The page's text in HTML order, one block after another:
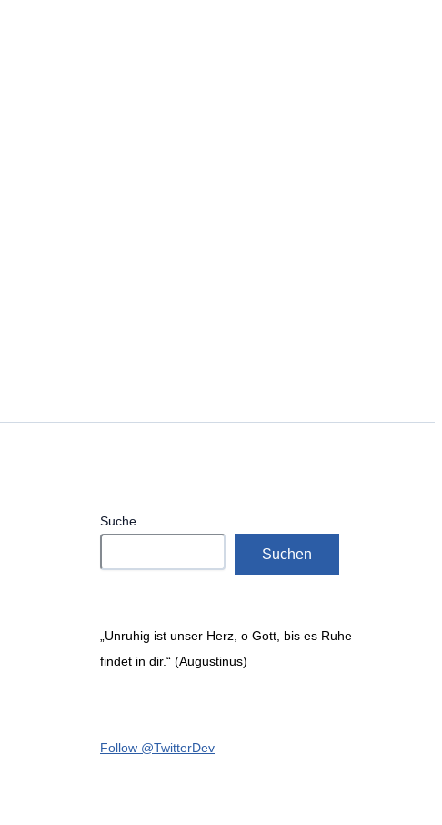
Suche
Suchen
„Unruhig ist unser Herz, o Gott, bis es Ruhe
findet in dir.“ (Augustinus)
Follow @TwitterDev